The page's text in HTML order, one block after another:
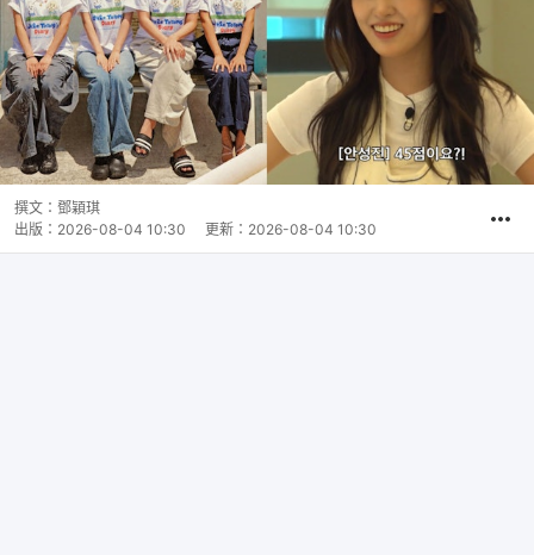
撰文： 鄧穎琪
出版： 2026-08-04 10:30 更新： 2026-08-04 10:30